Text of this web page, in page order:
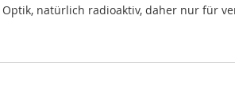
natürlich radioaktiv, daher nur für